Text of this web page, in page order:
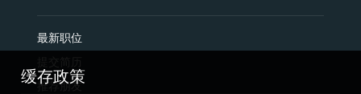
最新职位
推荐朋友
缓存政策